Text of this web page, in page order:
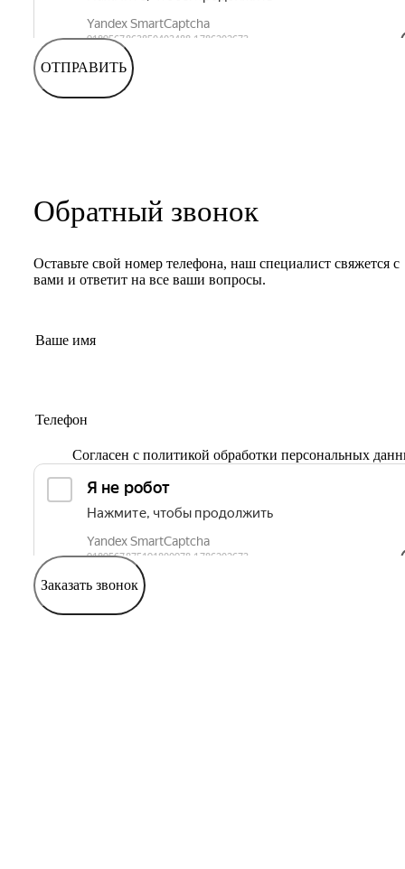
ОТПРАВИТЬ
Обратный звонок
Оставьте свой номер телефона, наш специалист свяжется с
вами и ответит на все ваши вопросы.
Согласен с политикой обработки персональных
Заказать звонок